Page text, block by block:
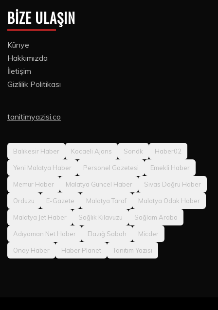
BIZE ULAŞIN
Künye
Hakkımızda
İletişim
Gizlilik Politikası
tanitimyazisi.co
Balıkesir Haber Kocaeli Ajans Sondk Haber02
Yeni Malatya Haber Personel Gazetesi Emekli Haber
Memur Haber Malatya Güncel Haber Sivas Doğru Haber
Orduzu E-Gazete Malatya Taraf Malatya Odak Haber
Malatya Jet Haber Sağlık Kılavuzu Sağlam Araba
Adıyaman Net Haber Elazığ Sabah Micder
Onay Haber Haber Planet Tanıtım Yazısı